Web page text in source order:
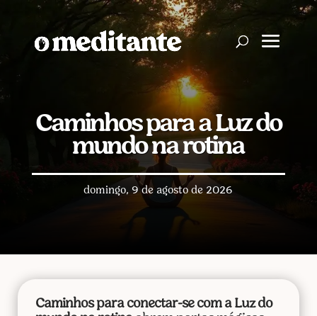
Caminhos para a Luz do
mundo na rotina
domingo, 9 de agosto de 2026
Caminhos para conectar-se com a Luz do